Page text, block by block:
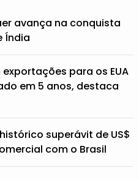
avança na conquista
Índia
para os EUA
em 5 anos, destaca
superávit de US$
com o Brasil